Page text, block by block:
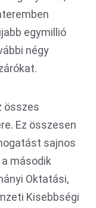
egymillió
négy
összes
Ez összesen
sajnos
második
Oktatási,
Kisebbségi